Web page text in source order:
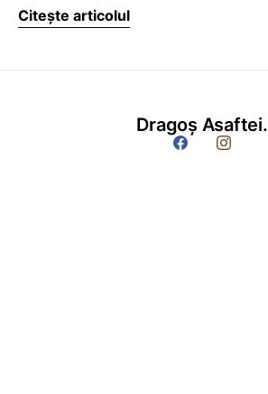
Citește articolul
Dragoș Asaftei.